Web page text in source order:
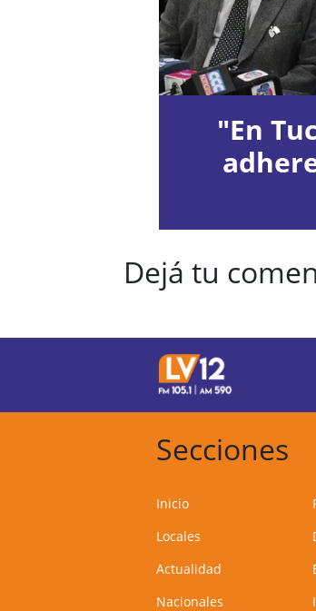
"En
Dejá tu
Secciones
Inicio
Locales
Actualidad
Nacionales